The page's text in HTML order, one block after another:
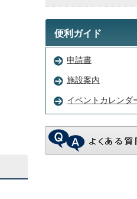
便利ガイド
申請書
施設案内
イベントカレンダ